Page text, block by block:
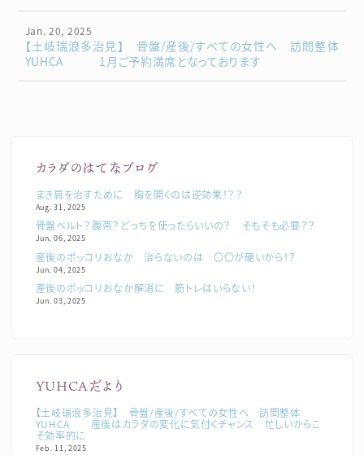
Jan. 20, 2025
【土岐瑞浪多治見】 骨盤/産後/すべての女性へ 訪問整体
YUHCA 1月ご予約満席となっております
カラダのはてなブログ
まき肩を治すために 胸を開くのは逆効果！？？
Aug. 31, 2025
骨盤ベルト？腹帯？どっちを使ったらいいの？ そもそも必要？？
Jun. 06, 2025
産後のポッコリおなか 治らないのは 〇〇が硬いから！？
Jun. 04, 2025
産後のポッコリおなか解消に 筋トレはいらない！
Jun. 03, 2025
YUHCAだより
【土岐瑞浪多治見】 骨盤/産後/すべての女性へ 訪問整体
YUHCA 産後はカラダの変化に気付くチャンス 忙しいからこ
そ効率的に
Feb. 11, 2025